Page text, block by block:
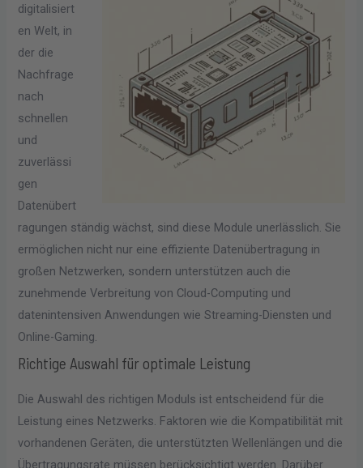
digitalisiert
en Welt, in
der die
Nachfrage
nach
schnellen
und
zuverlässi
gen
Datenübert
ragungen ständig wächst, sind diese Module unerlässlich. Sie
ermöglichen nicht nur eine effiziente Datenübertragung in
großen Netzwerken, sondern unterstützen auch die
zunehmende Verbreitung von Cloud-Computing und
datenintensiven Anwendungen wie Streaming-Diensten und
Online-Gaming.
Richtige Auswahl für optimale Leistung
Die Auswahl des richtigen Moduls ist entscheidend für die
Leistung eines Netzwerks. Faktoren wie die Kompatibilität mit
vorhandenen Geräten, die unterstützten Wellenlängen und die
Übertragungsrate müssen berücksichtigt werden. Darüber